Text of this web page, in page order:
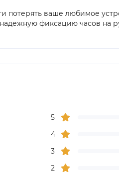
потерять ваше любимое
фиксацию часов на
5
4
3
2